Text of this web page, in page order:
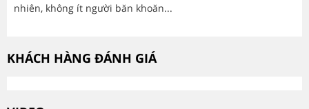
nhiên, không ít người băn khoăn...
KHÁCH HÀNG ĐÁNH GIÁ